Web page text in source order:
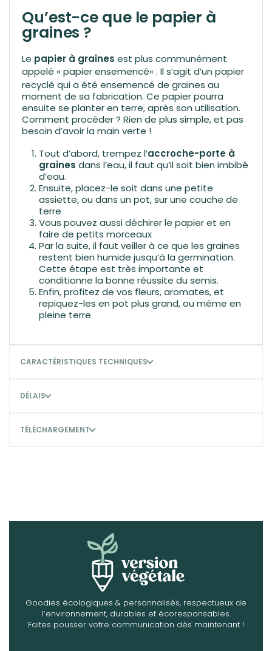
Qu’est-ce que le papier à
graines ?
Le papier à graines est plus communément
appelé « papier ensemencé« . Il s’agit d’un papier
recyclé qui a été ensemencé de graines au
moment de sa fabrication. Ce papier pourra
ensuite se planter en terre, après son utilisation.
Comment procéder ? Rien de plus simple, et pas
besoin d’avoir la main verte !
Tout d’abord, trempez l’accroche-porte à
graines dans l’eau, il faut qu’il soit bien imbibé
d’eau.
Ensuite, placez-le soit dans une petite
assiette, ou dans un pot, sur une couche de
terre
Vous pouvez aussi déchirer le papier et en
faire de petits morceaux
Par la suite, il faut veiller à ce que les graines
restent bien humide jusqu’à la germination.
Cette étape est très importante et
conditionne la bonne réussite du semis.
Enfin, profitez de vos fleurs, aromates, et
repiquez-les en pot plus grand, ou même en
pleine terre.
CARACTÉRISTIQUES TECHNIQUES
DÉLAIS
TÉLÉCHARGEMENT
Goodies écologiques & personnalisés, respectueux de
l’environnement, durables et écoresponsables.
Faites pousser votre communication dès maintenant !